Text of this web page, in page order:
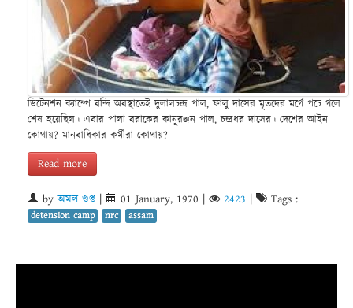
ডিটেনশন ক্যাম্পে বন্দি অবস্থাতেই দুলালচন্দ্র পাল, ফালু দাসের মৃতদের মর্গে পচে গলে
শেষ হয়েছিল। এবার পালা বরাকের কানুরঞ্জন পাল, চন্দ্রধর দাসের। দেশের আইন
কোথায়? মানবাধিকার কর্মীরা কোথায়?
Read more
byঅমল গুপ্ত 01 January, 1970 2423 Tags :
detension camp nrc assam